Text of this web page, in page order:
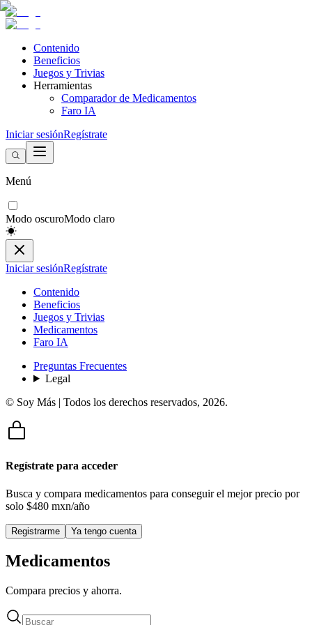
Contenido
Beneficios
Juegos y Trivias
Herramientas
Comparador de Medicamentos
Faro IA
Iniciar sesiónRegístrate
Menú
Modo oscuroModo claro
Iniciar sesiónRegístrate
Contenido
Beneficios
Juegos y Trivias
Medicamentos
Faro IA
Preguntas Frecuentes
Legal
© Soy Más | Todos los derechos reservados, 2026.
Regístrate para acceder
Busca y compara medicamentos para conseguir el mejor precio por
solo $480 mxn/año
Registrarme Ya tengo cuenta
Medicamentos
Compara precios y ahorra.